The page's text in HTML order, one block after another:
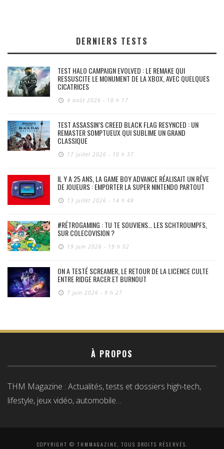
DERNIERS TESTS
TEST HALO CAMPAIGN EVOLVED : LE REMAKE QUI
RESSUSCITE LE MONUMENT DE LA XBOX, AVEC QUELQUES
CICATRICES
4 août 2026 - 10 h 17
TEST ASSASSIN’S CREED BLACK FLAG RESYNCED : UN
REMASTER SOMPTUEUX QUI SUBLIME UN GRAND
CLASSIQUE
17 juillet 2026 - 10 h 37
IL Y A 25 ANS, LA GAME BOY ADVANCE RÉALISAIT UN RÊVE
DE JOUEURS : EMPORTER LA SUPER NINTENDO PARTOUT
13 juillet 2026 - 14 h 48
#RÉTROGAMING : TU TE SOUVIENS… LES SCHTROUMPFS,
SUR COLECOVISION ?
19 juin 2026 - 19 h 02
ON A TESTÉ SCREAMER, LE RETOUR DE LA LICENCE CULTE
ENTRE RIDGE RACER ET BURNOUT
7 juin 2026 - 9 h 27
À PROPOS
THM Magazine : Actualités, tests et dossiers high-tech,
lifestyle, jeux vidéo, automobile…
COPYRIGHT © THMMAGAZINE, TOUS DROITS RÉSERVÉS.